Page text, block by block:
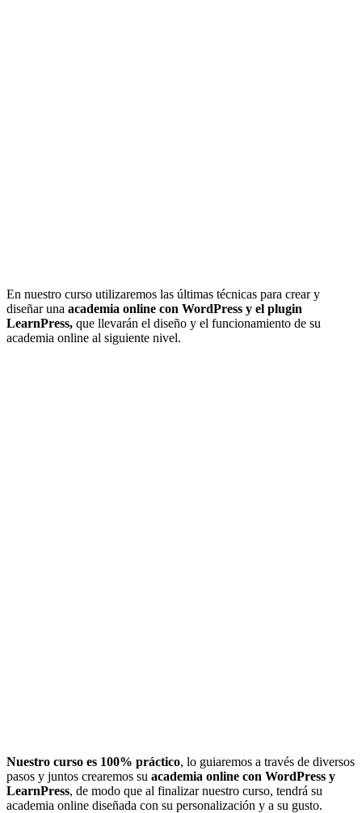
En nuestro curso utilizaremos las últimas técnicas para crear y
diseñar una academia online con WordPress y el plugin
LearnPress, que llevarán el diseño y el funcionamiento de su
academia online al siguiente nivel.
Nuestro curso es 100% práctico, lo guiaremos a través de diversos
pasos y juntos crearemos su academia online con WordPress y
LearnPress, de modo que al finalizar nuestro curso, tendrá su
academia online diseñada con su personalización y a su gusto.